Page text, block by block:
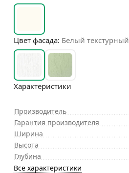
Цвет фасада: Белый текстурный
Характеристики
Производитель
Гарантия производителя
Ширина
Высота
Глубина
Все характеристики